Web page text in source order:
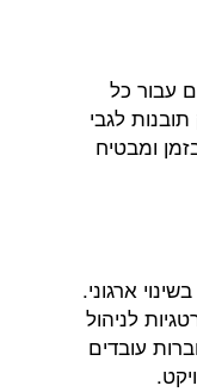
עבור כל
לגבי
ומבטיח
ארגוני.
לניהול
עובדים